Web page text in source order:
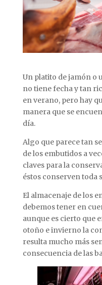
Un platito de jamón o
no tiene fecha y tan
en verano, pero hay
manera que se
día.
Algo que parece tan
de los embutidos a
claves para la
éstos conserven toda
El almacenaje de los
debemos tener en
aunque es cierto que
otoño e invierno la
resulta mucho más
consecuencia de las